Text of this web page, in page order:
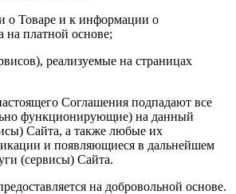
о Товаре и к информации о
на платной основе;
реализуемые на страницах
Соглашения подпадают все
функционирующие) на данный
Сайта, а также любые их
и появляющиеся в дальнейшем
(сервисы) Сайта.
на добровольной основе.